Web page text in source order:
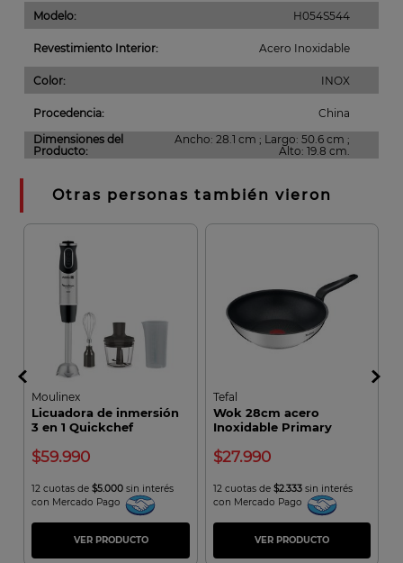
Modelo: H054S544
Revestimiento Interior: Acero Inoxidable
Color: INOX
Procedencia:
China
Dimensiones del
Producto:
Ancho: 28.1 cm ; Largo: 50.6 cm ;
Alto: 19.8 cm.
Otras personas también vieron
Moulinex
Licuadora de inmersión
3 en 1 Quickchef
59.990
12 cuotas de$5.000 sin interés
con Mercado Pago
VER PRODUCTO
Tefal
Wok 28cm acero
Inoxidable Primary
27.990
12 cuotas de $2.333sin interés
con Mercado Pago
VER PRODUCTO